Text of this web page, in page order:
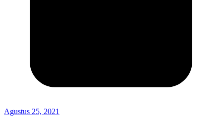
Agustus 25, 2021